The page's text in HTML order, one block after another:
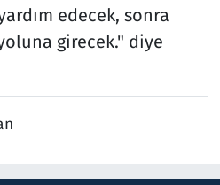
edecek, sonra
girecek." diye